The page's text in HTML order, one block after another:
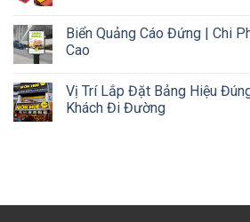
Biển Quảng Cáo Đứng | Chi
Cao
Vị Trí Lắp Đặt Bảng Hiệu
Khách Đi Đường